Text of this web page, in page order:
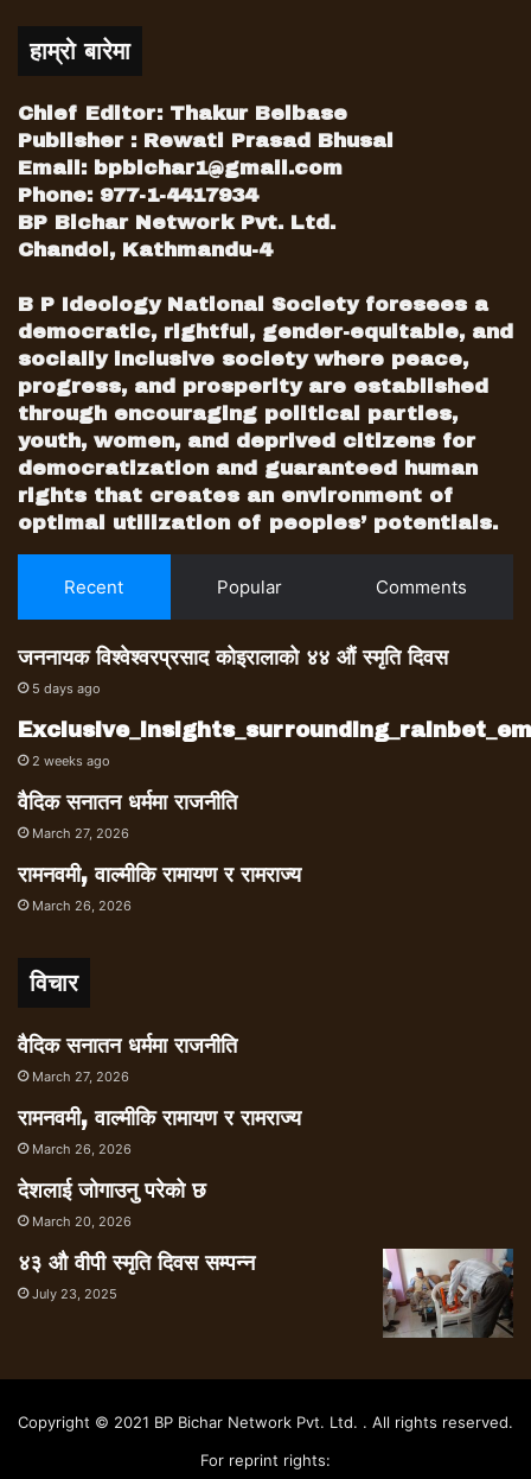
हाम्रो बारेमा
Chief Editor: Thakur Belbase
Publisher : Rewati Prasad Bhusal
Email: bpbichar1@gmail.com
Phone: 977-1-4417934
BP Bichar Network Pvt. Ltd.
Chandol, Kathmandu-4
B P Ideology National Society foresees a
democratic, rightful, gender-equitable, and
socially inclusive society where peace,
progress, and prosperity are established
through encouraging political parties,
youth, women, and deprived citizens for
democratization and guaranteed human
rights that creates an environment of
optimal utilization of peoples’ potentials.
Recent Popular Comments
जननायक विश्वेश्वरप्रसाद कोइरालाको ४४ औं स्मृति दिवस
5 days ago
2 weeks ago
वैदिक सनातन धर्ममा राजनीति
March 27, 2026
रामनवमी, वाल्मीकि रामायण र रामराज्य
March 26, 2026
विचार
वैदिक सनातन धर्ममा राजनीति
March 27, 2026
रामनवमी, वाल्मीकि रामायण र रामराज्य
March 26, 2026
देशलाई जोगाउनु परेको छ
March 20, 2026
४३ औ वीपी स्मृति दिवस सम्पन्न
July 23, 2025
Copyright © 2021 BP Bichar Network Pvt. Ltd. . All rights reserved.
For reprint rights: